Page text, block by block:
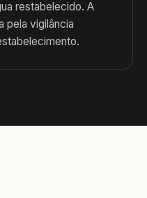
restabelecido. A
pela vigilância